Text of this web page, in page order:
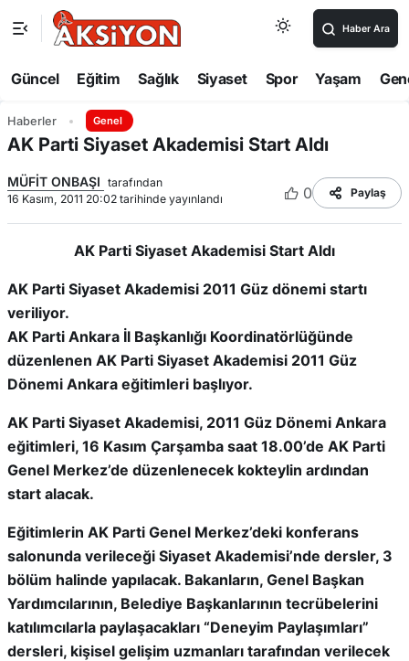
Haber Ara
Güncel Eğitim Sağlık Siyaset Spor Yaşam
Haberler Genel
AK Parti Siyaset Akademisi Start Aldı
MÜFİT ONBAŞI tarafından
16 Kasım, 2011 20:02 tarihinde yayınlandı
0 Paylaş
AK Parti Siyaset Akademisi Start Aldı
AK Parti Siyaset Akademisi 2011 Güz dönemi startı
veriliyor.
AK Parti Ankara İl Başkanlığı Koordinatörlüğünde
düzenlenen AK Parti Siyaset Akademisi 2011 Güz
Dönemi Ankara eğitimleri başlıyor.
AK Parti Siyaset Akademisi, 2011 Güz Dönemi Ankara
eğitimleri, 16 Kasım Çarşamba saat 18.00’de AK Parti
Genel Merkez’de düzenlenecek kokteylin ardından
start alacak.
Eğitimlerin AK Parti Genel Merkez’deki konferans
salonunda verileceği Siyaset Akademisi’nde dersler, 3
bölüm halinde yapılacak. Bakanların, Genel Başkan
Yardımcılarının, Belediye Başkanlarının tecrübelerini
katılımcılarla paylaşacakları “Deneyim Paylaşımları”
dersleri, kişisel gelişim uzmanları tarafından verilecek